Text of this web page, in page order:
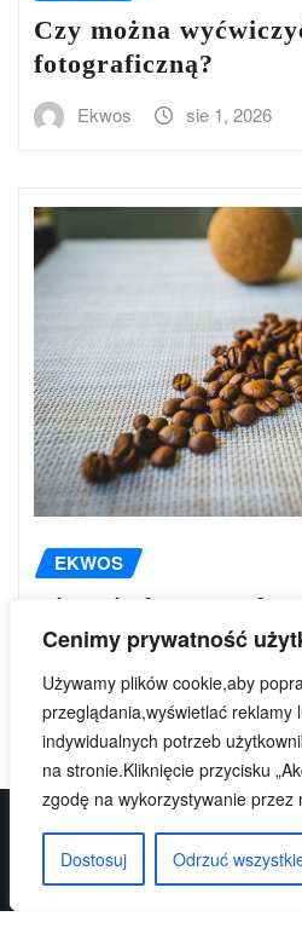
Cenimy prywatność
Używamy plików cookie,aby
przeglądania,wyświetlać reklamy
indywidualnych potrzeb
na stronie.Kliknięcie przycisku
zgodę na wykorzystywanie przez
Dostosuj Odrzuć
Czy można
fotograficzną?
Ekwos sie 1, 2026
EKWOS
Historia kawy: Jak
zawojowało świat?
Ekwos lip 29, 2026